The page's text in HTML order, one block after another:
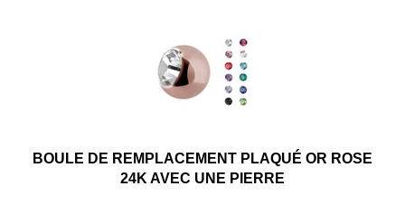
BOULE DE REMPLACEMENT PLAQUÉ OR ROSE
24K AVEC UNE PIERRE